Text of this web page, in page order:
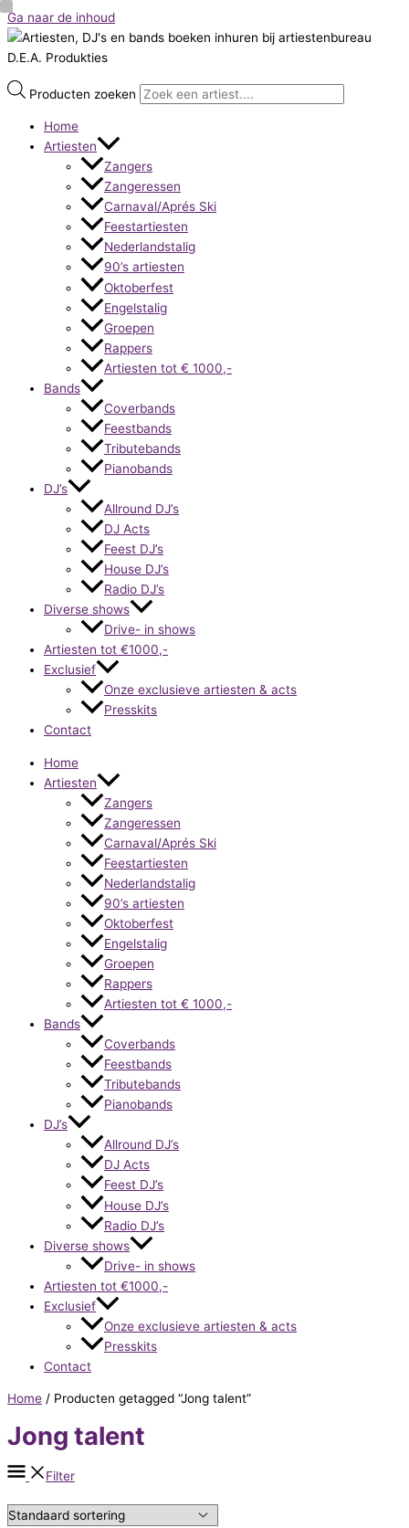
Ga naar de inhoud
Producten zoeken
Home
Artiesten
Zangers
Zangeressen
Carnaval/Aprés Ski
Feestartiesten
Nederlandstalig
90’s artiesten
Oktoberfest
Engelstalig
Groepen
Rappers
Artiesten tot € 1000,-
Bands
Coverbands
Feestbands
Tributebands
Pianobands
DJ’s
Allround DJ’s
DJ Acts
Feest DJ’s
House DJ’s
Radio DJ’s
Diverse shows
Drive- in shows
Artiesten tot €1000,-
Exclusief
Onze exclusieve artiesten & acts
Presskits
Contact
Home
Artiesten
Zangers
Zangeressen
Carnaval/Aprés Ski
Feestartiesten
Nederlandstalig
90’s artiesten
Oktoberfest
Engelstalig
Groepen
Rappers
Artiesten tot € 1000,-
Bands
Coverbands
Feestbands
Tributebands
Pianobands
DJ’s
Allround DJ’s
DJ Acts
Feest DJ’s
House DJ’s
Radio DJ’s
Diverse shows
Drive- in shows
Artiesten tot €1000,-
Exclusief
Onze exclusieve artiesten & acts
Presskits
Contact
Home / Producten getagged “Jong talent”
Jong talent
Filter